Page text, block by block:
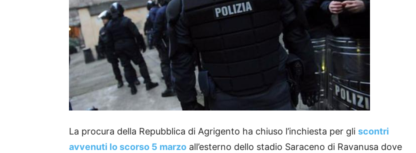
La procura della Repubblica di Agrigento ha chiuso l’inchiesta per gli scontri
avvenuti lo scorso 5 marzo all’esterno dello stadio Saraceno di Ravanusa dove